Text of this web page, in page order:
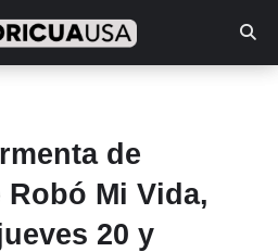
de
Robó Mi Vida,
20 y